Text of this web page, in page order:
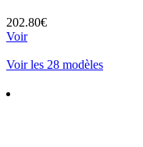
202.80€
Voir
Voir les 28 modèles